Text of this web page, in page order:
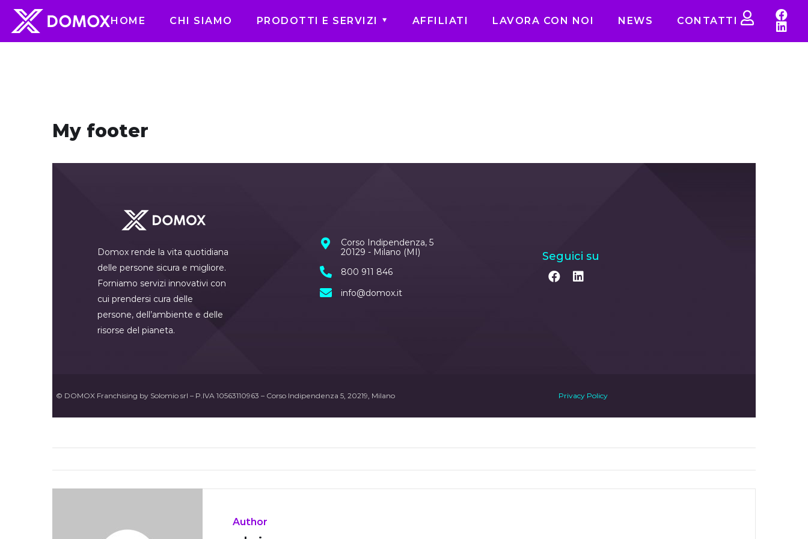
HOME CHI SIAMO PRODOTTI E SERVIZI AFFILIATI LAVORA CON NOI NEWS CONTATTI
My footer
Domox rende la vita quotidiana
delle persone sicura e migliore.
Forniamo servizi innovativi con
cui prendersi cura delle
persone, dell’ambiente e delle
risorse del pianeta.
Corso Indipendenza, 5
20129 - Milano (MI)
800 911 846
info@domox.it
Seguici su
© DOMOX Franchising by Solomio srl – P.IVA 10563110963 – Corso Indipendenza 5, 20219, Milano Privacy Policy
Author